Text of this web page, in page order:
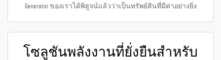
Generator ของเราได้พิสูจน์แล้วว่าเป็นทรัพย์สินที่มีค่าอย่างยิ่ง
โซลูชันพลังงานที่ยั่งยืนสำหรับ